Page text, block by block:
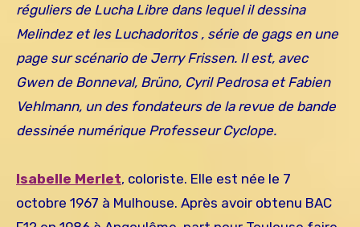
réguliers de Lucha Libre dans lequel il dessina
Melindez et les Luchadoritos , série de gags en une
page sur scénario de Jerry Frissen. Il est, avec
Gwen de Bonneval, Brüno, Cyril Pedrosa et Fabien
Vehlmann, un des fondateurs de la revue de bande
dessinée numérique Professeur Cyclope.
Isabelle Merlet, coloriste. Elle est née le 7
octobre 1967 à Mulhouse. Après avoir obtenu BAC